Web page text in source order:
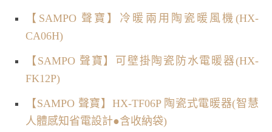
【SAMPO 聲寶】冷暖兩用陶瓷暖風機(HX-
CA06H)
【SAMPO 聲寶】可壁掛陶瓷防水電暖器(HX-
FK12P)
【SAMPO 聲寶】HX-TF06P 陶瓷式電暖器(智慧
人體感知省電設計●含收納袋)